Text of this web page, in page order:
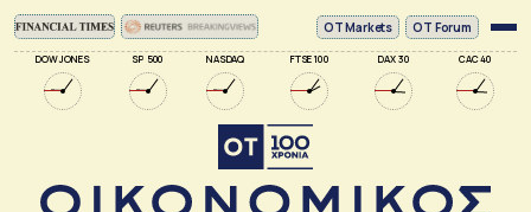
DOW JONES SP 500 NASDAQ FTSE 100 DAX 30 CAC 40
ΟΤ Markets OT Forum